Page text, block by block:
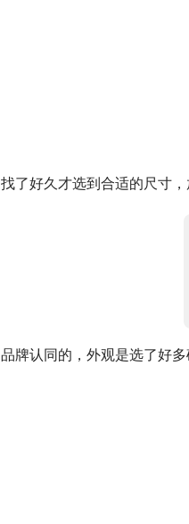
找了好久才选到合适的尺寸
品牌认同的，外观是选了好